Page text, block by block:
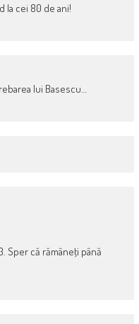
la cei 80 de ani!
lui Basescu…
Sper că rămâneţi până